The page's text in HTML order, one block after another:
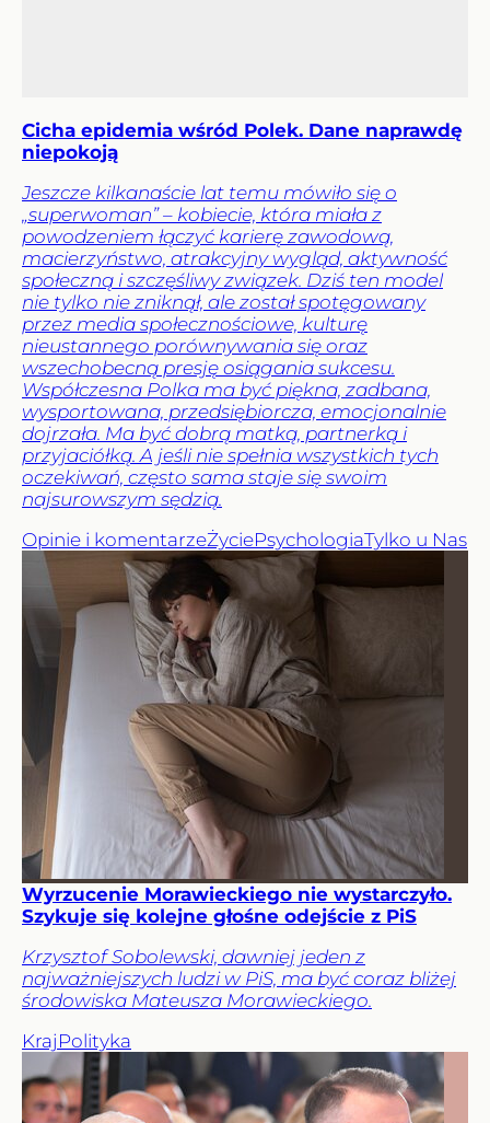
Cicha epidemia wśród Polek. Dane naprawdę
niepokoją
Jeszcze kilkanaście lat temu mówiło się o
„superwoman” – kobiecie, która miała z
powodzeniem łączyć karierę zawodową,
macierzyństwo, atrakcyjny wygląd, aktywność
społeczną i szczęśliwy związek. Dziś ten model
nie tylko nie zniknął, ale został spotęgowany
przez media społecznościowe, kulturę
nieustannego porównywania się oraz
wszechobecną presję osiągania sukcesu.
Współczesna Polka ma być piękna, zadbana,
wysportowana, przedsiębiorcza, emocjonalnie
dojrzała. Ma być dobrą matką, partnerką i
przyjaciółką. A jeśli nie spełnia wszystkich tych
oczekiwań, często sama staje się swoim
najsurowszym sędzią.
Opinie i komentarzeŻyciePsychologiaTylko u Nas
Wyrzucenie Morawieckiego nie wystarczyło.
Szykuje się kolejne głośne odejście z PiS
Krzysztof Sobolewski, dawniej jeden z
najważniejszych ludzi w PiS, ma być coraz bliżej
środowiska Mateusza Morawieckiego.
Kraj Polityka